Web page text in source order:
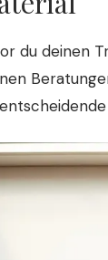
du deinen